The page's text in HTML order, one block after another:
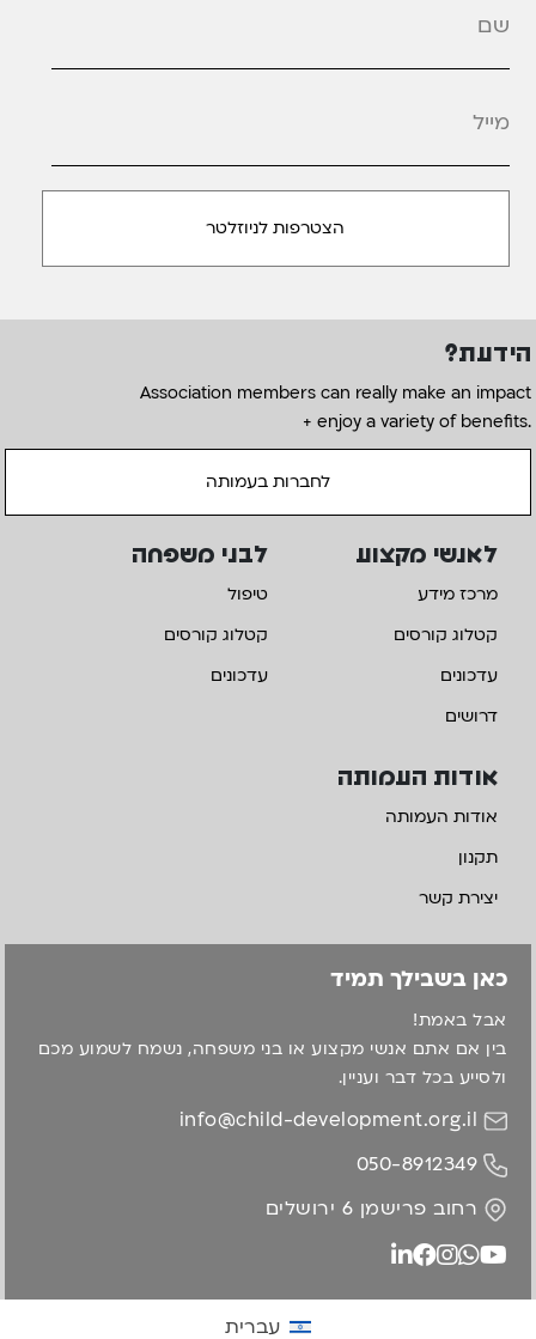
הידעת?
Association members can really make an impact
+ enjoy a variety of benefits.
לחברות בעמותה
אודות העמותה
אודות העמותה
תקנון
יצירת קשר
לאנשי מקצוע
מרכז מידע
קטלוג קורסים
עדכונים
דרושים
לבני משפחה
טיפול
קטלוג קורסים
עדכונים
כאן בשבילך תמיד
אבל באמת!
בין אם אתם אנשי מקצוע או בני משפחה, נשמח לשמוע מכם
ולסייע בכל דבר ועניין.
info@child-development.org.il
050-8912349
רחוב פרישמן 6 ירושלים
עברית